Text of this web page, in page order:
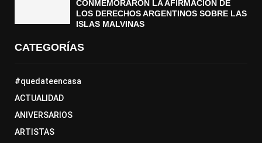
CONMEMORARON LA AFIRMACIÓN DE
LOS DERECHOS ARGENTINOS SOBRE LAS
ISLAS MALVINAS
CATEGORÍAS
#quedateencasa
ACTUALIDAD
ANIVERSARIOS
ARTISTAS